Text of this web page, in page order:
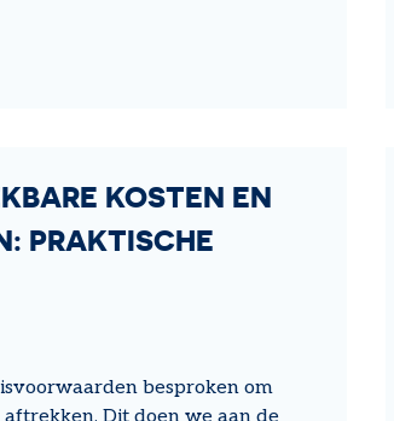
KOSTEN EN
PRAKTISCHE
besproken om